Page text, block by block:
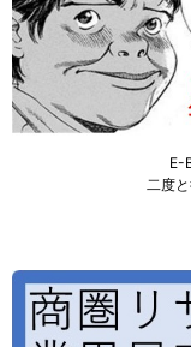
E-
二度